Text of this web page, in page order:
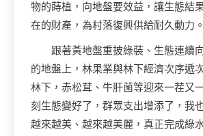
物的蒔植，向地盤要效益，讓生態結
在的財產，為村落復興供給耐久動力。
跟著黃地盤重披綠裝、生態連續
的地盤上，林果業與林下經濟次序遞
林下，赤松茸、牛肝菌等迎來一茬又
刻生態變好了，群眾支出增添了，我
越來越美、越來越美麗，真正完成綠